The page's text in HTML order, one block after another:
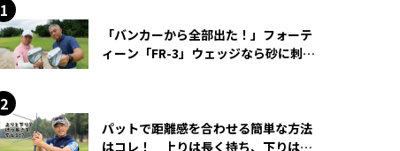
「バンカーから全部出た！」フォーテ
ィーン「FR-3」ウェッジなら砂に刺さ
パットで距離感を合わせる簡単な方法
はコレ！ 上りは長く持ち、下りは短